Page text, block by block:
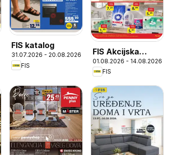
FIS katalog
31.07.2026 - 20.08.2026
FIS
FIS Akcijska
ponuda
01.08.2026 - 14.08.2026
FIS